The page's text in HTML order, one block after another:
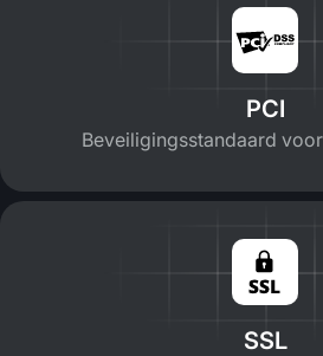
PCI
Beveiligingsstandaard
SSL